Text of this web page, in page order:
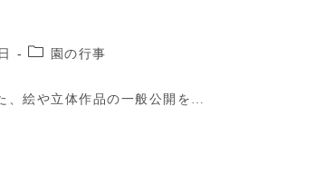
園の行事
、絵や立体作品の一般公開を…